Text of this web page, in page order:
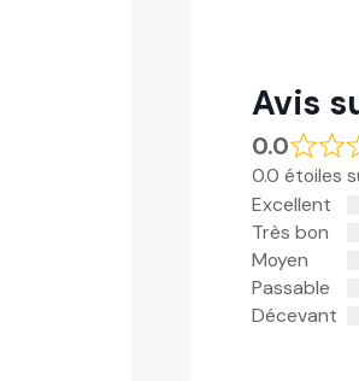
Avis
0.0
0.0 étoiles
Excellent
Très bon
Moyen
Passable
Décevant